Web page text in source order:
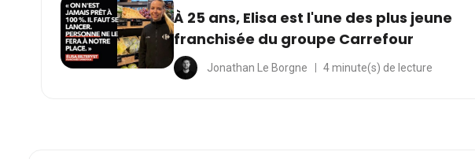
À 25 ans, Elisa est l'une des plus jeune
franchisée du groupe Carrefour
Jonathan Le Borgne 4 minute(s) de lecture